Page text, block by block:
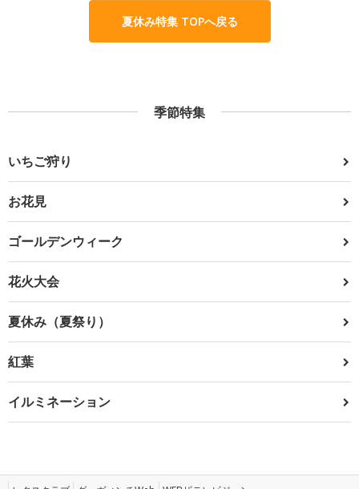
夏休み特集 TOPへ戻る
季節特集
いちご狩り
お花見
ゴールデンウィーク
花火大会
夏休み（夏祭り）
紅葉
イルミネーション